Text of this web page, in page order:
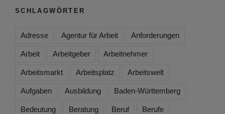
SCHLAGWÖRTER
Adresse Agentur für Arbeit Anforderungen
Arbeit Arbeitgeber Arbeitnehmer
Arbeitsmarkt Arbeitsplatz Arbeitswelt
Aufgaben Ausbildung Baden-Württemberg
Bedeutung Beratung Beruf Berufe